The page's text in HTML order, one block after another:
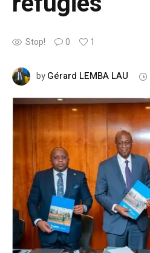
Stop! 0 1
byGérard LEMBA LAU